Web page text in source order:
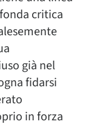
critica
già nel
fidarsi
in forza